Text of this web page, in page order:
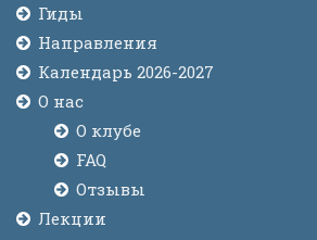
Гиды
Направления
Календарь 2026-2027
О нас
О клубе
FAQ
Отзывы
Лекции